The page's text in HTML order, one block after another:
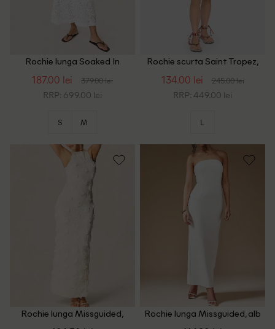
Rochie lunga Soaked In
187.00 lei 379.00 lei
RRP: 699.00 lei
S M
Rochie scurta Saint Tropez,
134.00 lei 245.00 lei
RRP: 449.00 lei
L
Rochie lunga Missguided,
Rochie lunga Missguided, alb